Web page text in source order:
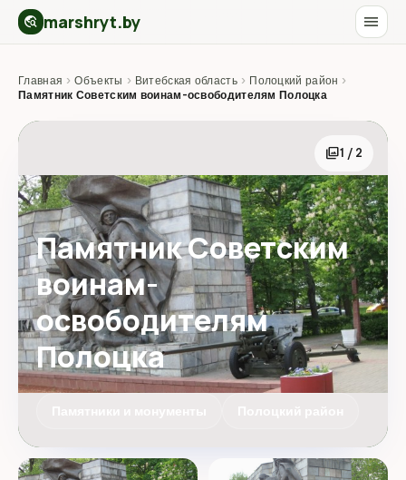
travel_explore marshryt.by menu
Главная › Объекты › Витебская область › Полоцкий район ›
Памятник Советским воинам-освободителям Полоцка
photo_library1 / 2
Памятник Советским
воинам-
освободителям
Полоцка